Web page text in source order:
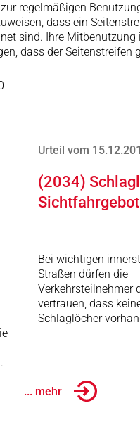
regelmäßigen
dass ein
sind. Ihre
dass der
Urteil vom
(2034)
Sichtfahrgebot
Bei wichtigen
Straßen dürfen die
Verkehrsteilnehmer
vertrauen, dass
Schlaglöcher
... mehr